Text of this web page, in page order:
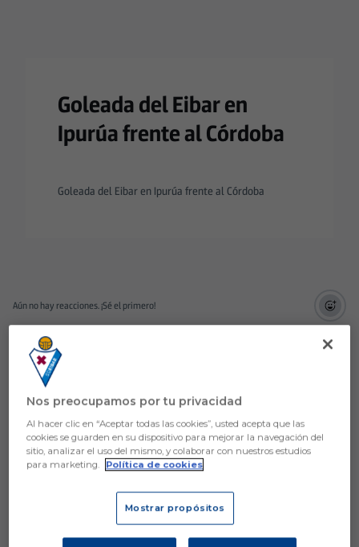
Goleada del Eibar en
Ipurúa frente al Córdoba
Goleada del Eibar en Ipurúa frente al Córdoba
Aún no hay reacciones. ¡Sé el primero!
Nos preocupamos por tu privacidad
Al hacer clic en “Aceptar todas las cookies”, usted acepta que las
cookies se guarden en su dispositivo para mejorar la navegación del
sitio, analizar el uso del mismo, y colaborar con nuestros estudios
para marketing.
Política de cookies
Mostrar propósitos